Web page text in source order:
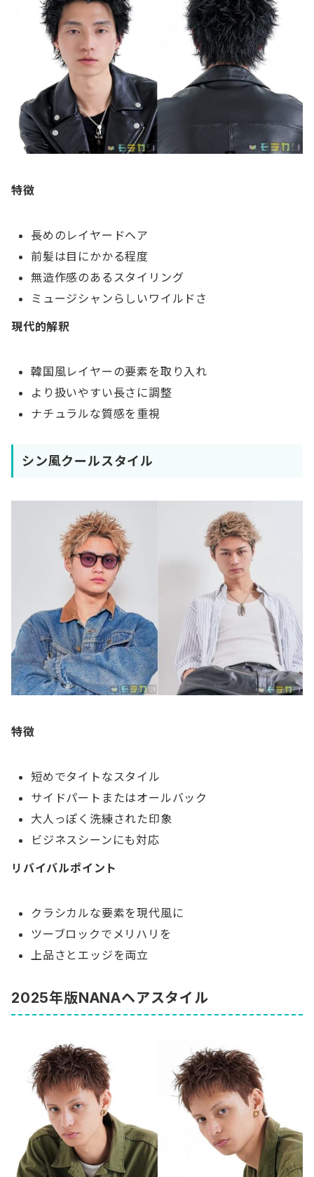
特徴
長めのレイヤードヘア
前髪は目にかかる程度
無造作感のあるスタイリング
ミュージシャンらしいワイルドさ
現代的解釈
韓国風レイヤーの要素を取り入れ
より扱いやすい長さに調整
ナチュラルな質感を重視
シン風クールスタイル
特徴
短めでタイトなスタイル
サイドパートまたはオールバック
大人っぽく洗練された印象
ビジネスシーンにも対応
リバイバルポイント
クラシカルな要素を現代風に
ツーブロックでメリハリを
上品さとエッジを両立
2025年版NANAヘアスタイル